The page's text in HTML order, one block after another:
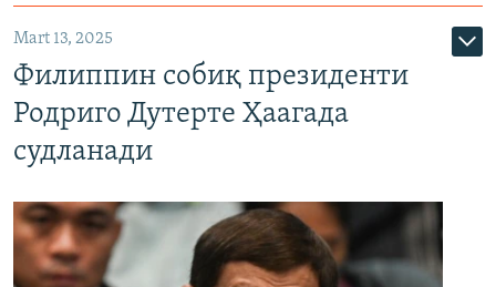
Mart 13, 2025
Филиппин собиқ президенти
Родриго Дутерте Ҳаагада
судланади